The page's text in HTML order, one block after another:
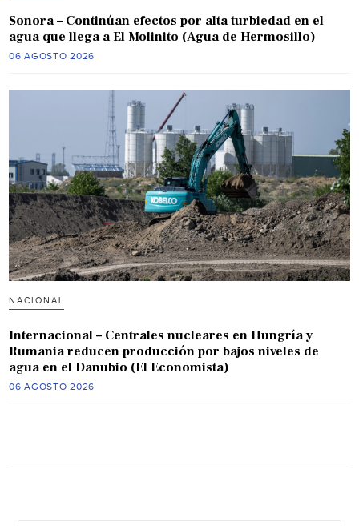
Sonora – Continúan efectos por alta turbiedad en el
agua que llega a El Molinito (Agua de Hermosillo)
06 AGOSTO 2026
NACIONAL
Internacional – Centrales nucleares en Hungría y
Rumania reducen producción por bajos niveles de
agua en el Danubio (El Economista)
06 AGOSTO 2026